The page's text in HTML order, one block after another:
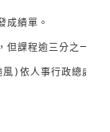
成績單。
但課程逾三分之一缺
)依人事行政總處公